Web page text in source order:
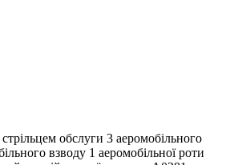
обслуги 3 аеромобільного
взводу 1 аеромобільної роти